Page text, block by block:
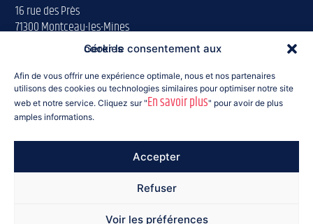
Gérer le consentement aux cookies
Afin de vous offrir une expérience optimale, nous et nos partenaires
utilisons des cookies ou technologies similaires pour optimiser notre site
web et notre service. Cliquez sur "En savoir plus" pour avoir de plus
amples informations.
Accepter
Refuser
Voir les préférences
16 rue des Près
71300 Montceau-les-Mines
Tél : 03 85 57 63 00
saoneetloire@franceolympique.com
Suivez-nous :
© 2026 CDOS 71
Mentions légalesRGPD